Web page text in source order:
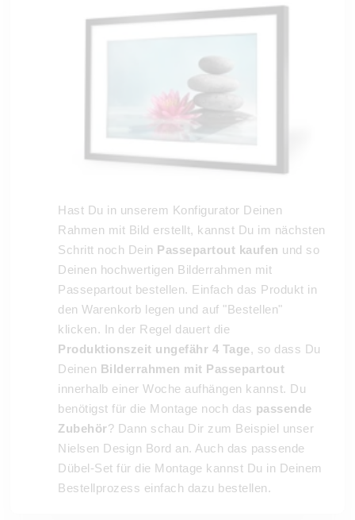
Hast Du in unserem Konfigurator Deinen
Rahmen mit Bild erstellt, kannst Du im nächsten
Schritt noch Dein Passepartout kaufen und so
Deinen hochwertigen Bilderrahmen mit
Passepartout bestellen. Einfach das Produkt in
den Warenkorb legen und auf "Bestellen"
klicken. In der Regel dauert die
Produktionszeit ungefähr 4 Tage, so dass Du
Deinen Bilderrahmen mit Passepartout
innerhalb einer Woche aufhängen kannst. Du
benötigst für die Montage noch das passende
Zubehör? Dann schau Dir zum Beispiel unser
Nielsen Design Bord an. Auch das passende
Dübel-Set für die Montage kannst Du in Deinem
Bestellprozess einfach dazu bestellen.